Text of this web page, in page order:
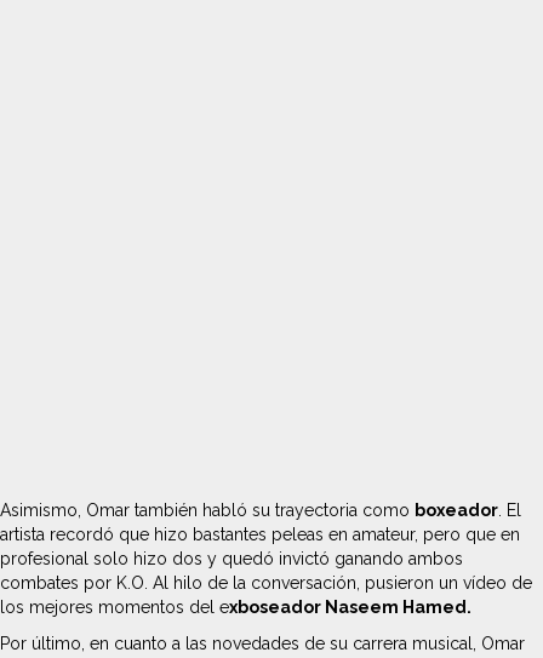
Asimismo, Omar también habló su trayectoria como boxeador. El
artista recordó que hizo bastantes peleas en amateur, pero que en
profesional solo hizo dos y quedó invictó ganando ambos
combates por K.O. Al hilo de la conversación, pusieron un vídeo de
los mejores momentos del exboseador Naseem Hamed.
Por último, en cuanto a las novedades de su carrera musical, Omar